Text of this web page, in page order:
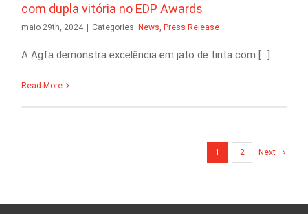
com dupla vitória no EDP Awards
maio 29th, 2024 | Categories: News Press Release
A Agfa demonstra excelência em jato de tinta com [...]
Read More
1 2 Next